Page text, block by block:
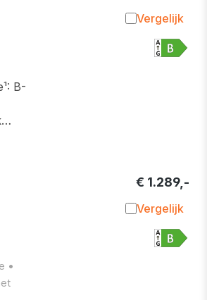
B-
Vergelijk
•
€ 1.289,-
Vergelijk